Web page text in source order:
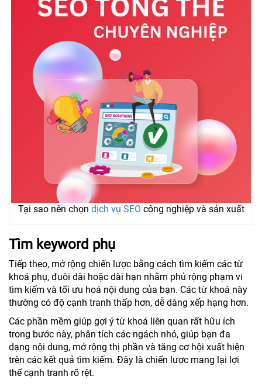
Tại sao nên chọn dịch vụ SEO công nghiệp và sản xuất
Tìm keyword phụ
Tiếp theo, mở rộng chiến lược bằng cách tìm kiếm các từ
khoá phụ, đuôi dài hoặc dài hạn nhằm phủ rộng phạm vi
tìm kiếm và tối ưu hoá nội dung của bạn. Các từ khoá này
thường có độ cạnh tranh thấp hơn, dễ dàng xếp hạng hơn.
Các phần mềm giúp gợi ý từ khoá liên quan rất hữu ích
trong bước này, phân tích các ngách nhỏ, giúp bạn đa
dạng nội dung, mở rộng thị phần và tăng cơ hội xuất hiện
trên các kết quả tìm kiếm. Đây là chiến lược mang lại lợi
thế cạnh tranh rõ rệt.